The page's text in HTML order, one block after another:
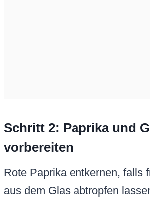
Schritt 2: Paprika und
vorbereiten
Rote Paprika entkernen, falls
aus dem Glas abtropfen